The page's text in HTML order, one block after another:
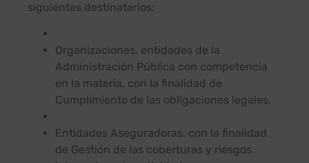
siguientes destinatarios:
Organizaciones, entidades de la
Administración Pública con competencia
en la materia, con la finalidad de
Cumplimiento de las obligaciones legales.
Entidades Aseguradoras, con la finalidad
de Gestión de las coberturas y riesgos